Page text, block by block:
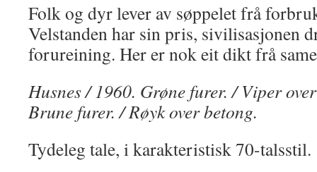
Folk og dyr lever av søppelet frå
Velstanden har sin pris, sivilisasjonen
forureining. Her er nok eit dikt frå
Husnes / 1960. Grøne furer. / Viper
Brune furer. / Røyk over betong.
Tydeleg tale, i karakteristisk 70-talsstil.